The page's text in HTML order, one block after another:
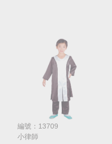
編號：13709
小律師